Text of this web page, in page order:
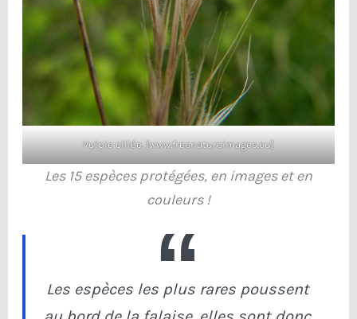
Vulpie ciliée. [www.freenatureimages.eu]
Les 15 espèces protégées, en images et en
couleurs !
Les espèces les plus rares poussent